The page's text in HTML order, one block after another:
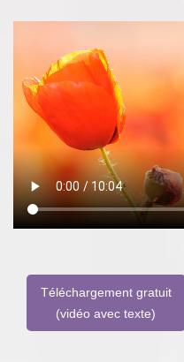
Téléchargement gratuit
(vidéo avec texte)